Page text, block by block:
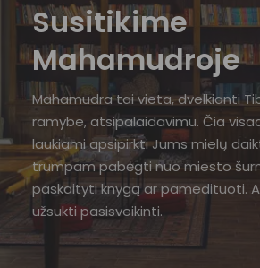
Susitikime
Mahamudroje
Mahamudra tai vieta, dvelkianti
ramybe, atsipalaidavimu. Čia
laukiami apsipirkti Jums mielų
trumpam pabėgti nuo miesto
paskaityti knygą ar pamedituoti.
užsukti pasisveikinti.